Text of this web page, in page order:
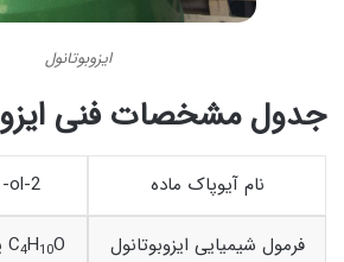
ایزوبوتانول
جدول مشخصات فنی
نام آیوپاک ماده 2-Methylpropan-1-ol
فرمول شیمیایی ایزوبوتانول OH یا C4H10O